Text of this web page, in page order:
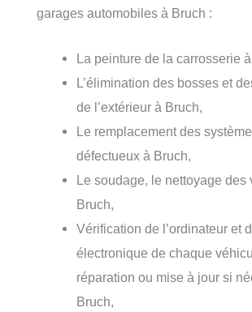
garages automobiles à Bruch :
La peinture de la carrosserie
L’élimination des bosses et
de l’extérieur à Bruch,
Le remplacement des
défectueux à Bruch,
Le soudage, le nettoyage des
Bruch,
Vérification de l’ordinateur et
électronique de chaque
réparation ou mise à jour si
Bruch,